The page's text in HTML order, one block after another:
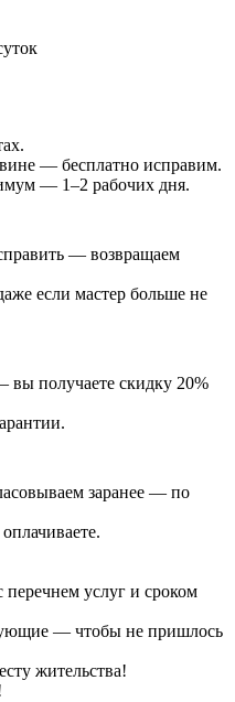
— бесплатно исправим.
— 1–2 рабочих дня.
— возвращаем
если мастер больше не
вы получаете скидку 20%
заранее — по
услуг и сроком
— чтобы не пришлось
жительства!